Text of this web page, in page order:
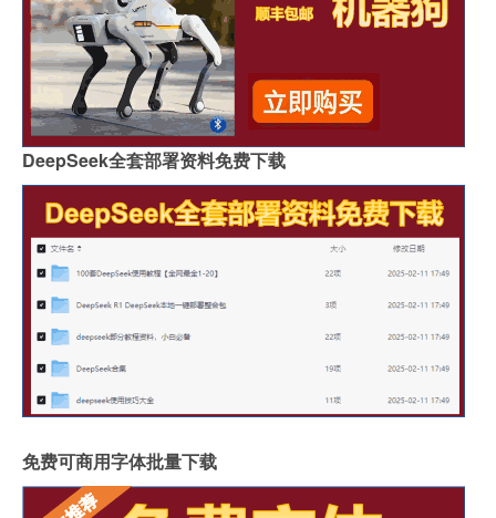
DeepSeek全套部署资料免费下载
免费可商用字体批量下载